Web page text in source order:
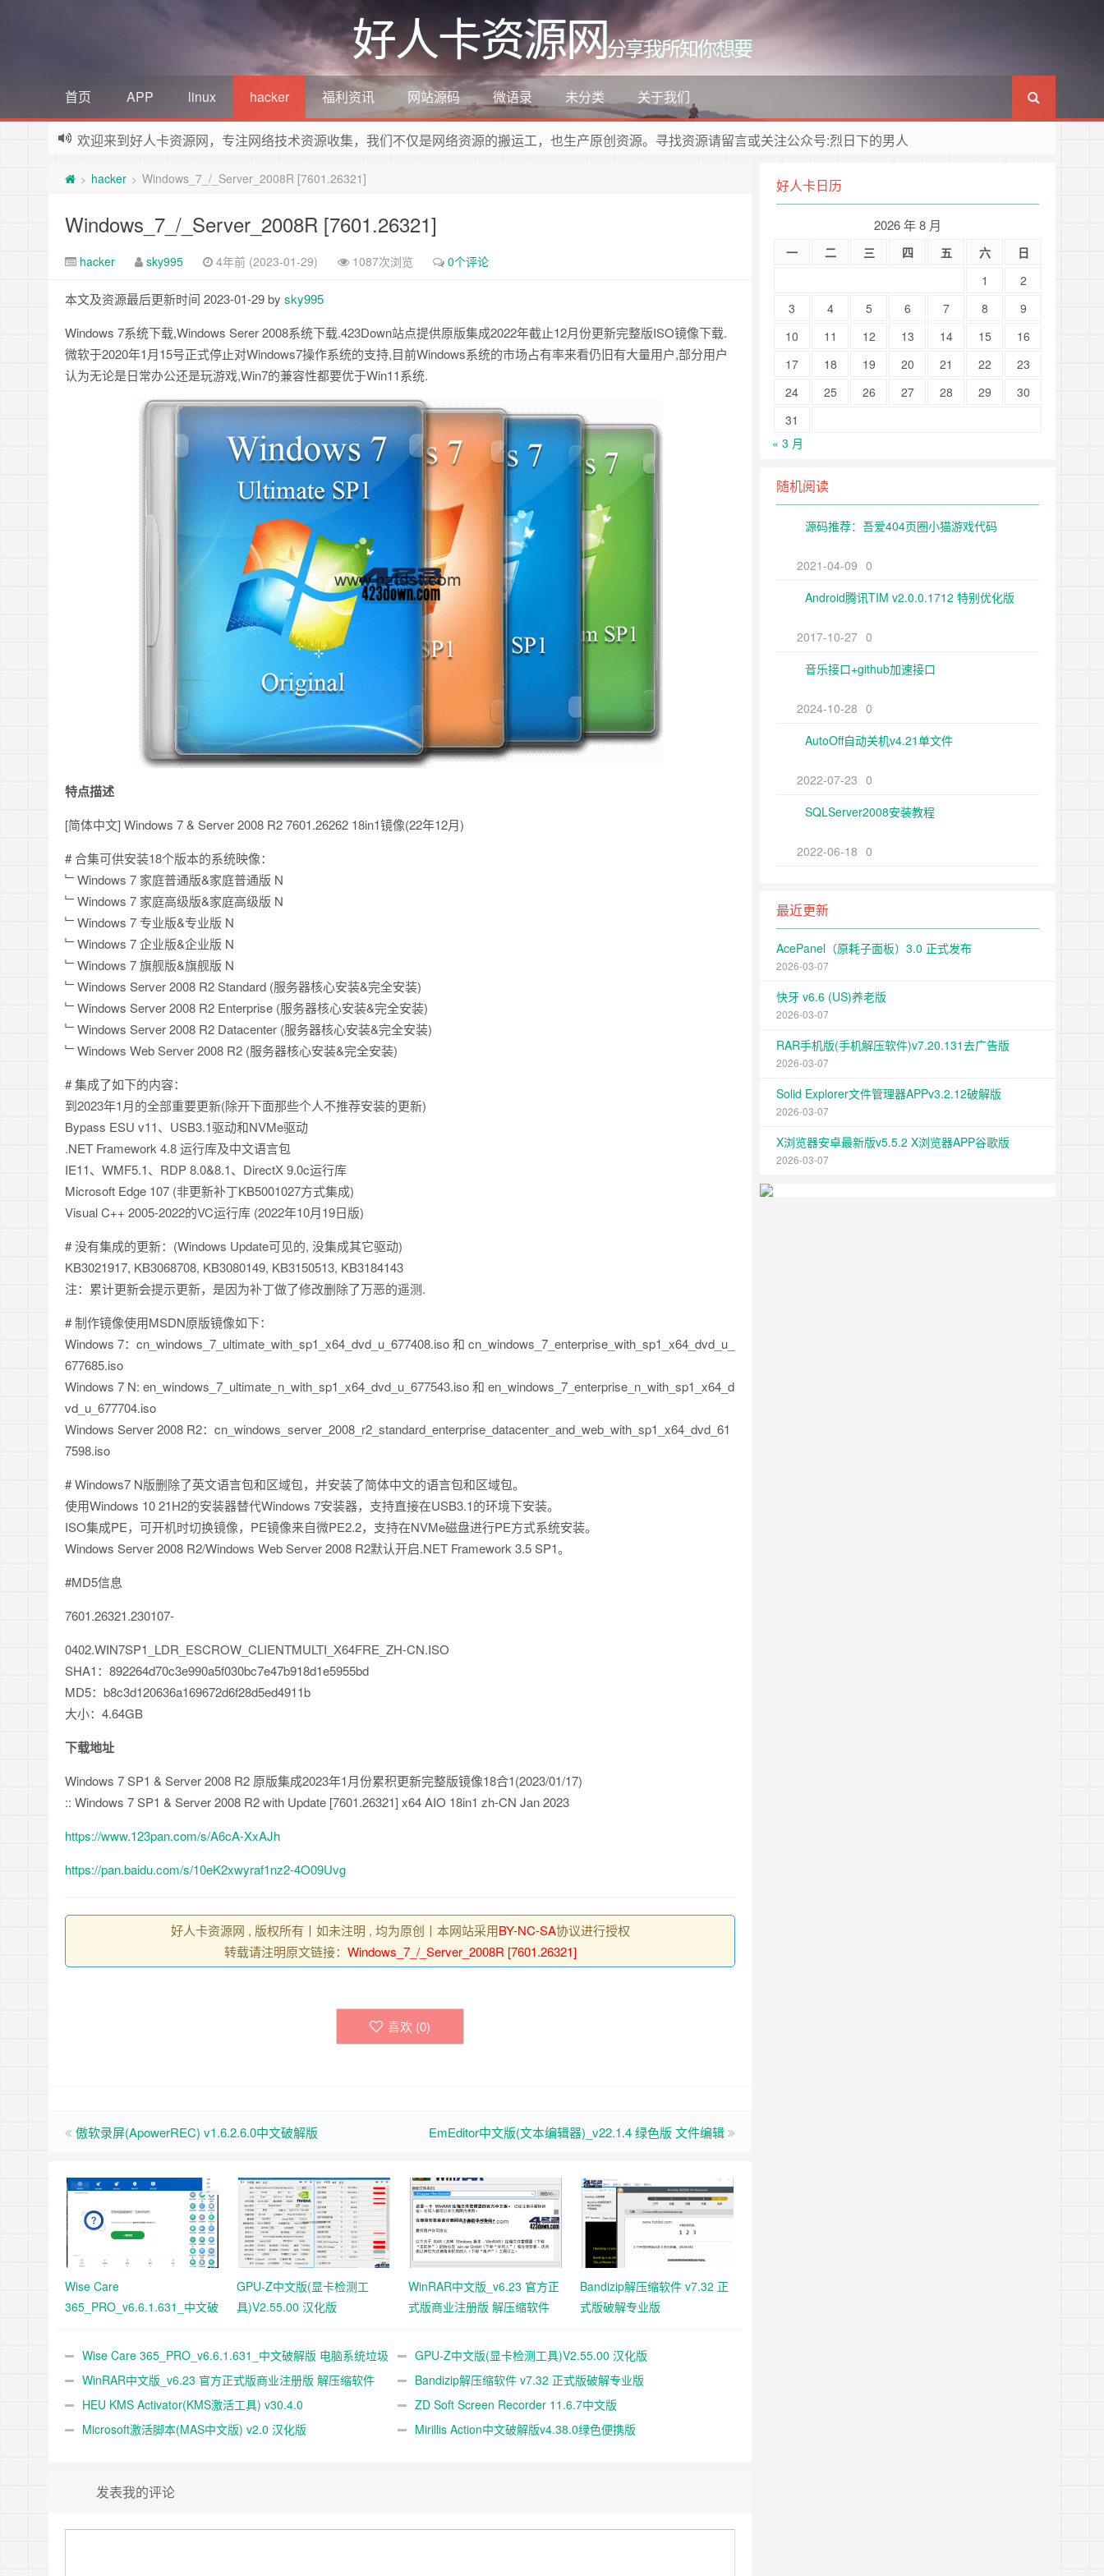
好人卡资源网分享我所知你想要
首页 APP linux hacker 福利资讯 网站源码 微语录 未分类 关于我们
欢迎来到好人卡资源网，专注网络技术资源收集，我们不仅是网络资源的搬运工，也生产原创资源。寻找资源请留言或关注公众号:烈日下的男人
> hacker > Windows_7_/_Server_2008R [7601.26321]
Windows_7_/_Server_2008R [7601.26321]
hacker sky995 4年前 (2023-01-29) 1087次浏览 0个评论
本文及资源最后更新时间 2023-01-29 by sky995
Windows 7系统下载,Windows Serer 2008系统下载.423Down站点提供原版集成2022年截止12月份更新完整版ISO镜像下载.
微软于2020年1月15号正式停止对Windows7操作系统的支持,目前Windows系统的市场占有率来看仍旧有大量用户,部分用户
认为无论是日常办公还是玩游戏,Win7的兼容性都要优于Win11系统.
特点描述
[简体中文] Windows 7 & Server 2008 R2 7601.26262 18in1镜像(22年12月)
# 合集可供安装18个版本的系统映像：
﹂Windows 7 家庭普通版&家庭普通版 N
﹂Windows 7 家庭高级版&家庭高级版 N
﹂Windows 7 专业版&专业版 N
﹂Windows 7 企业版&企业版 N
﹂Windows 7 旗舰版&旗舰版 N
﹂Windows Server 2008 R2 Standard (服务器核心安装&完全安装)
﹂Windows Server 2008 R2 Enterprise (服务器核心安装&完全安装)
﹂Windows Server 2008 R2 Datacenter (服务器核心安装&完全安装)
﹂Windows Web Server 2008 R2 (服务器核心安装&完全安装)
# 集成了如下的内容：
到2023年1月的全部重要更新(除开下面那些个人不推荐安装的更新)
Bypass ESU v11、USB3.1驱动和NVMe驱动
.NET Framework 4.8 运行库及中文语言包
IE11、WMF5.1、RDP 8.0&8.1、DirectX 9.0c运行库
Microsoft Edge 107 (非更新补丁KB5001027方式集成)
Visual C++ 2005-2022的VC运行库 (2022年10月19日版)
# 没有集成的更新：(Windows Update可见的, 没集成其它驱动)
KB3021917, KB3068708, KB3080149, KB3150513, KB3184143
注：累计更新会提示更新，是因为补丁做了修改删除了万恶的遥测.
# 制作镜像使用MSDN原版镜像如下：
Windows 7：cn_windows_7_ultimate_with_sp1_x64_dvd_u_677408.iso 和 cn_windows_7_enterprise_with_sp1_x64_dvd_u_
677685.iso
Windows 7 N: en_windows_7_ultimate_n_with_sp1_x64_dvd_u_677543.iso 和 en_windows_7_enterprise_n_with_sp1_x64_d
vd_u_677704.iso
Windows Server 2008 R2：cn_windows_server_2008_r2_standard_enterprise_datacenter_and_web_with_sp1_x64_dvd_61
7598.iso
# Windows7 N版删除了英文语言包和区域包，并安装了简体中文的语言包和区域包。
使用Windows 10 21H2的安装器替代Windows 7安装器，支持直接在USB3.1的环境下安装。
ISO集成PE，可开机时切换镜像，PE镜像来自微PE2.2，支持在NVMe磁盘进行PE方式系统安装。
Windows Server 2008 R2/Windows Web Server 2008 R2默认开启.NET Framework 3.5 SP1。
#MD5信息
7601.26321.230107-
0402.WIN7SP1_LDR_ESCROW_CLIENTMULTI_X64FRE_ZH-CN.ISO
SHA1：892264d70c3e990a5f030bc7e47b918d1e5955bd
MD5：b8c3d120636a169672d6f28d5ed4911b
大小：4.64GB
下载地址
Windows 7 SP1 & Server 2008 R2 原版集成2023年1月份累积更新完整版镜像18合1(2023/01/17)
:: Windows 7 SP1 & Server 2008 R2 with Update [7601.26321] x64 AIO 18in1 zh-CN Jan 2023
https://www.123pan.com/s/A6cA-XxAJh
https://pan.baidu.com/s/10eK2xwyraf1nz2-4O09Uvg
好人卡资源网 , 版权所有丨如未注明 , 均为原创丨本网站采用BY-NC-SA协议进行授权
转载请注明原文链接： Windows_7_/_Server_2008R [7601.26321]
喜欢 (0)
傲软录屏(ApowerREC) v1.6.2.6.0中文破解版 EmEditor中文版(文本编辑器)_v22.1.4 绿色版 文件编辑
Wise Care
365_PRO_v6.6.1.631_中文破
GPU-Z中文版(显卡检测工
具)V2.55.00 汉化版
WinRAR中文版_v6.23 官方正
式版商业注册版 解压缩软件
Bandizip解压缩软件 v7.32 正
式版破解专业版
Wise Care 365_PRO_v6.6.1.631_中文破解版 电脑系统垃圾
清理软件
GPU-Z中文版(显卡检测工具)V2.55.00 汉化版
WinRAR中文版_v6.23 官方正式版商业注册版 解压缩软件
Bandizip解压缩软件 v7.32 正式版破解专业版
HEU KMS Activator(KMS激活工具) v30.4.0
ZD Soft Screen Recorder 11.6.7中文版
Microsoft激活脚本(MAS中文版) v2.0 汉化版
Mirillis Action中文破解版v4.38.0绿色便携版
发表我的评论
好人卡日历
2026 年 8 月
一 二 三 四 五 六
日
1
2
3
4 5 6 7 8
9
10
11 12 13 14 15
16
17
18 19 20 21 22
23
24
25 26 27 28 29
30
31
« 3 月
随机阅读
源码推荐：吾爱404页圈小猫游戏代码
2021-04-09 0
Android腾讯TIM v2.0.0.1712 特别优化版
2017-10-27 0
音乐接口+github加速接口
2024-10-28 0
AutoOff自动关机v4.21单文件
2022-07-23 0
SQLServer2008安装教程
2022-06-18 0
最近更新
AcePanel（原耗子面板）3.0 正式发布
2026-03-07
快牙 v6.6 (US)养老版
2026-03-07
RAR手机版(手机解压软件)v7.20.131去广告版
2026-03-07
Solid Explorer文件管理器APPv3.2.12破解版
2026-03-07
X浏览器安卓最新版v5.5.2 X浏览器APP谷歌版
2026-03-07